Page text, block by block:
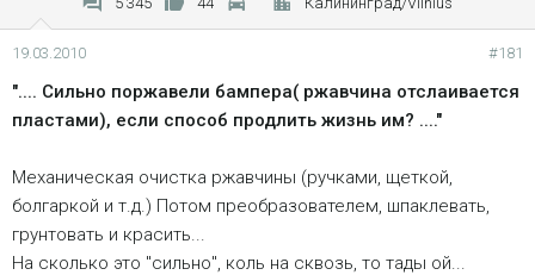
ы
19.03.2010 #181
".... Сильно поржавели бампера( ржавчина отслаивается
пластами), если способ продлить жизнь им? ...."
Механическая очистка ржавчины (ручками, щеткой,
болгаркой и т.д.) Потом преобразователем, шпаклевать,
грунтовать и красить...
На сколько это "сильно", коль на сквозь, то тады ой...